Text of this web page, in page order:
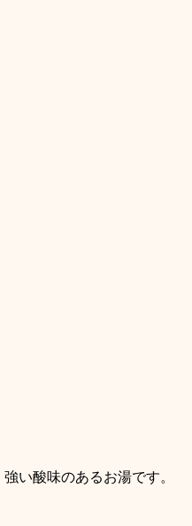
い酸味のあるお湯です。